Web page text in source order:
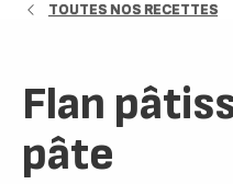
TOUTES NOS RECETTES
Flan
pâte